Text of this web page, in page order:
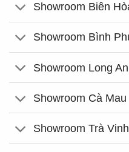
Showroom Biên
Showroom Bình
Showroom Long An
Showroom Cà Mau
Showroom Trà Vinh